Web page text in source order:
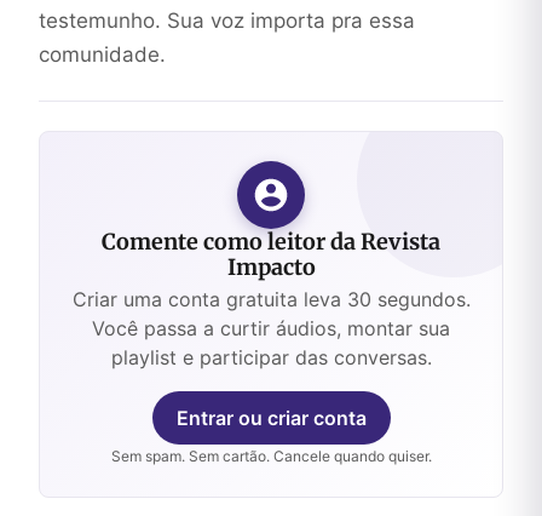
testemunho. Sua voz importa pra essa
comunidade.
Comente como leitor da Revista
Impacto
Criar uma conta gratuita leva 30 segundos.
Você passa a curtir áudios, montar sua
playlist e participar das conversas.
Entrar ou criar conta
Sem spam. Sem cartão. Cancele quando quiser.